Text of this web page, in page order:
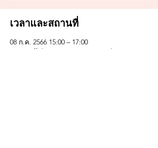
เวลาและสถานที่
08 ก.ค. 2566 15:00 – 17:00
Yoga Off the Square, 208 W Washington St,